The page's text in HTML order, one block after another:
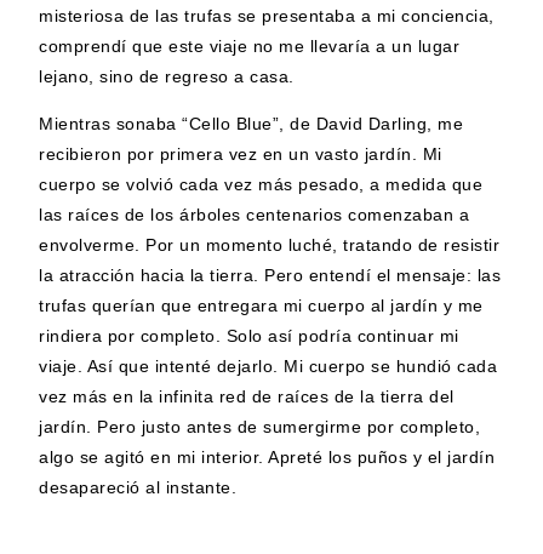
misteriosa de las trufas se presentaba a mi conciencia,
comprendí que este viaje no me llevaría a un lugar
lejano, sino de regreso a casa.
Mientras sonaba “Cello Blue”, de David Darling, me
recibieron por primera vez en un vasto jardín. Mi
cuerpo se volvió cada vez más pesado, a medida que
las raíces de los árboles centenarios comenzaban a
envolverme. Por un momento luché, tratando de resistir
la atracción hacia la tierra. Pero entendí el mensaje: las
trufas querían que entregara mi cuerpo al jardín y me
rindiera por completo. Solo así podría continuar mi
viaje. Así que intenté dejarlo. Mi cuerpo se hundió cada
vez más en la infinita red de raíces de la tierra del
jardín. Pero justo antes de sumergirme por completo,
algo se agitó en mi interior. Apreté los puños y el jardín
desapareció al instante.